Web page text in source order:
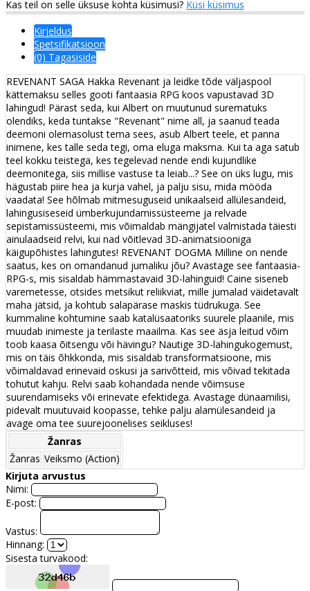
Kas teil on selle üksuse kohta küsimusi? Küsi küsimus
Kirjeldus
Spetsifikatsioon
(0) Tagasiside
REVENANT SAGA Hakka Revenant ja leidke tõde väljaspool
kättemaksu selles gooti fantaasia RPG koos vapustavad 3D
lahingud! Pärast seda, kui Albert on muutunud surematuks
olendiks, keda tuntakse "Revenant" nime all, ja saanud teada
deemoni olemasolust tema sees, asub Albert teele, et panna
inimene, kes talle seda tegi, oma eluga maksma. Kui ta aga satub
teel kokku teistega, kes tegelevad nende endi kujundlike
deemonitega, siis millise vastuse ta leiab...? See on üks lugu, mis
hägustab piire hea ja kurja vahel, ja palju sisu, mida mööda
vaadata! See hõlmab mitmesuguseid unikaalseid allülesandeid,
lahingusiseseid ümberkujundamissüsteeme ja relvade
sepistamissüsteemi, mis võimaldab mängijatel valmistada täiesti
ainulaadseid relvi, kui nad võitlevad 3D-animatsiooniga
käigupõhistes lahingutes! REVENANT DOGMA Milline on nende
saatus, kes on omandanud jumaliku jõu? Avastage see fantaasia-
RPG-s, mis sisaldab hämmastavaid 3D-lahinguid! Caine siseneb
varemetesse, otsides metsikut reliikviat, mille jumalad väidetavalt
maha jätsid, ja kohtub salapärase maskis tüdrukuga. See
kummaline kohtumine saab katalüsaatoriks suurele plaanile, mis
muudab inimeste ja terilaste maailma. Kas see äsja leitud võim
toob kaasa õitsengu või hävingu? Nautige 3D-lahingukogemust,
mis on täis õhkkonda, mis sisaldab transformatsioone, mis
võimaldavad erinevaid oskusi ja sarivõtteid, mis võivad tekitada
tohutut kahju. Relvi saab kohandada nende võimsuse
suurendamiseks või erinevate efektidega. Avastage dünaamilisi,
pidevalt muutuvaid koopasse, tehke palju alamülesandeid ja
avage oma tee suurejoonelises seikluses!
Žanras
Žanras Veiksmo (Action)
Kirjuta arvustus
Nimi:
E-post:
Vastus:
Hinnang:
Sisesta turvakood: